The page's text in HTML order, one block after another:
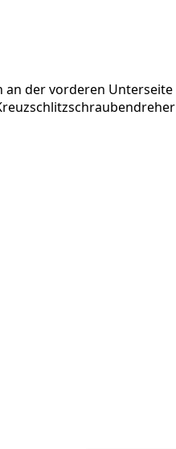
an der vorderen Unterseite